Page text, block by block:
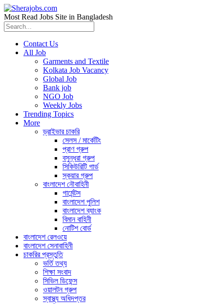
Most Read Jobs Site in Bangladesh
Contact Us
All Job
Garments and Textile
Kolkata Job Vacancy
Global Job
Bank job
NGO Job
Weekly Jobs
Trending Topics
More
ড্রাইভার চাকরি
সেলস / মার্কেটিং
প্রাণ গ্রুপ
বসুন্ধরা গ্রুপ
সিকিউরিটি গার্ড
স্কয়ার গ্রুপ
বাংলাদেশ নৌবাহিনী
গার্মেন্টস
বাংলাদেশ পুলিশ
বাংলাদেশ ব্যাংক
বিমান বাহিনী
নোটিশ বোর্ড
বাংলাদেশ রেলওয়ে
বাংলাদেশ সেনাবাহিনী
চাকরির প্রস্তুতি
ভর্তি তথ্য
শিক্ষা সংবাদ
সিভিল ডিফেন্স
ওয়ালটন গ্রুপ
স্বাস্থ্য অধিদপ্তর